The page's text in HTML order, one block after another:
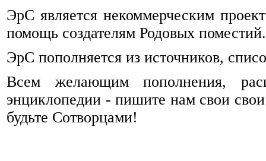
ЭрС является некоммерческим
помощь создателям Родовых поместий.
ЭрС пополняется из источников,
Всем желающим пополнения,
энциклопедии - пишите нам свои
будьте Сотворцами!